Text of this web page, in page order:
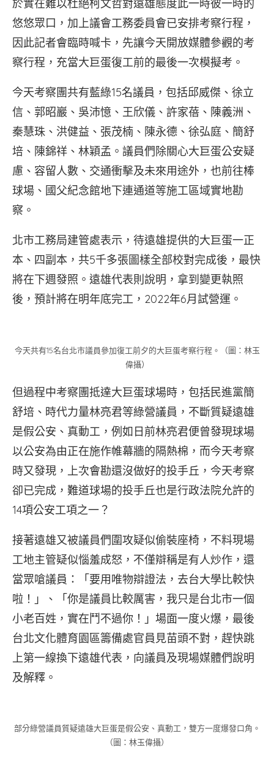
於實在難以杜絕柯文哲對遠雄態度此一時彼一時的
悠悠眾口，加上議會工務委員會已安排考察行程，
因此記者會臨時喊卡，先讓今天開放媒體參觀的考
察行程，充當大巨蛋復工前的最後一次模擬考。
今天考察團共有藍綠15名議員，包括邱威傑、徐立
信、郭昭巖、吳沛憶、王欣儀、許家蓓、陳義洲、
秦慧珠、洪健益、張茂楠、陳永德、徐弘庭、簡舒
培、陳錦祥、林穎孟。議員們除關心大巨蛋公安疑
慮、容留人數、交通衝擊及未來用途外，也前往棒
球場、國父紀念館地下連通道等施工區域實地勘
察。
北市工務局建管處表示，待遠雄提供的大巨蛋一正
本、四副本，共5千多張圖樣全部校對完成後，最快
將在下週發照。遠雄代表則說明，拿到變更執照
後，預計將在明年底完工，2022年6月試營運。
今天共有15名台北市議員參加復工前夕的大巨蛋考察行程。（圖：林玉
偉攝）
但過程中考察團抵達大巨蛋球場時，包括民進黨簡
舒培、時代力量林亮君等綠營議員，不斷質疑遠雄
是假公安、真動工，例如日前林亮君便曾發現球場
以公安為由正在施作帷幕牆的隔熱棉，而今天考察
時又發現，上次會勘還沒做好的投手丘，今天考察
卻已完成，難道球場的投手丘也是行政法院允許的
14項公安工項之一？
接著遠雄又被議員們圍攻疑似偷裝座椅，不料現場
工地主管疑似惱羞成怒，不僅辯稱是有人炒作，還
當眾嗆議員：「要用唯物辯證法，去台大學比較快
啦！」、「你是議員比較厲害，我只是台北市一個
小老百姓，實在鬥不過你！」場面一度火爆，最後
台北文化體育園區籌備處官員見苗頭不對，趕快跳
上第一線換下遠雄代表，向議員及現場媒體們說明
及解釋。
部分綠營議員質疑遠雄大巨蛋是假公安、真動工，雙方一度爆發口角。
（圖：林玉偉攝）